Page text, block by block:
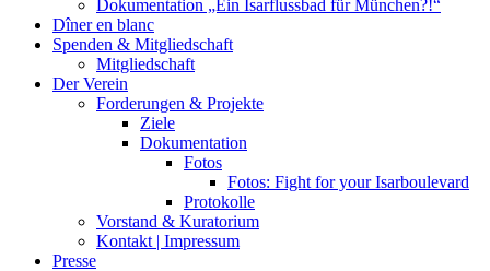
Dokumentation „Ein Isarflussbad für München?!“
Dîner en blanc
Spenden & Mitgliedschaft
Mitgliedschaft
Der Verein
Forderungen & Projekte
Ziele
Dokumentation
Fotos
Fotos: Fight for your Isarboulevard
Protokolle
Vorstand & Kuratorium
Kontakt | Impressum
Presse